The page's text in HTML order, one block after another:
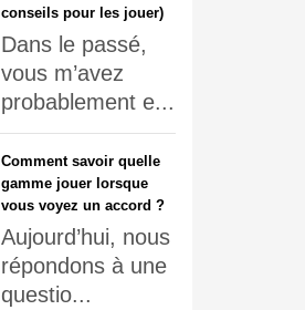
conseils pour les jouer)
Dans le passé,
vous m’avez
probablement e...
Comment savoir quelle
gamme jouer lorsque
vous voyez un accord ?
Aujourd’hui, nous
répondons à une
questio...